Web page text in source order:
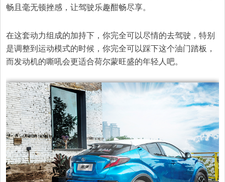
畅且毫无顿挫感，让驾驶乐趣酣畅尽享。
在这套动力组成的加持下，你完全可以尽情的去驾驶，特别
是调整到运动模式的时候，你完全可以踩下这个油门踏板，
而发动机的嘶吼会更适合荷尔蒙旺盛的年轻人吧。